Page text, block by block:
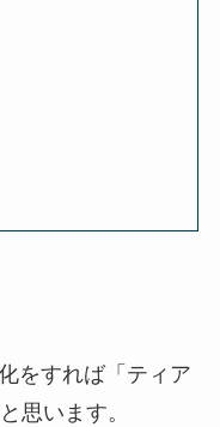
をすれば「ティア
思います。